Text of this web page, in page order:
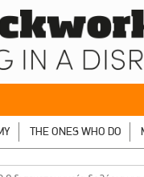
THE ONES WHO DO